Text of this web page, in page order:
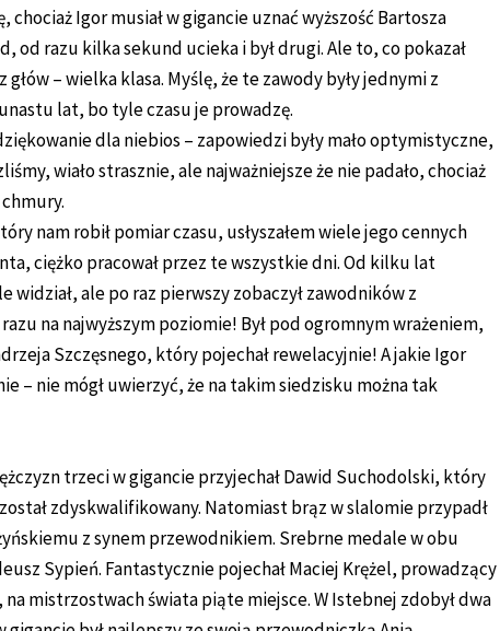
chociaż Igor musiał w gigancie uznać wyższość Bartosza
od razu kilka sekund ucieka i był drugi. Ale to, co pokazał
– wielka klasa. Myślę, że te zawody były jednymi z
lat, bo tyle czasu je prowadzę.
dla niebios – zapowiedzi były mało optymistyczne,
wiało strasznie, ale najważniejsze że nie padało, chociaż
nam robił pomiar czasu, usłyszałem wiele jego cennych
ciężko pracował przez te wszystkie dni. Od kilku lat
widział, ale po raz pierwszy zobaczył zawodników z
na najwyższym poziomie! Był pod ogromnym wrażeniem,
Szczęsnego, który pojechał rewelacyjnie! A jakie Igor
– nie mógł uwierzyć, że na takim siedzisku można tak
trzeci w gigancie przyjechał Dawid Suchodolski, który
zdyskwalifikowany. Natomiast brąz w slalomie przypadł
z synem przewodnikiem. Srebrne medale w obu
Sypień. Fantastycznie pojechał Maciej Krężel, prowadzący
mistrzostwach świata piąte miejsce. W Istebnej zdobył dwa